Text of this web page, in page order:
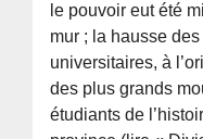
le pouvoir eut été
mur ; la hausse
universitaires, à
des plus grands
étudiants de